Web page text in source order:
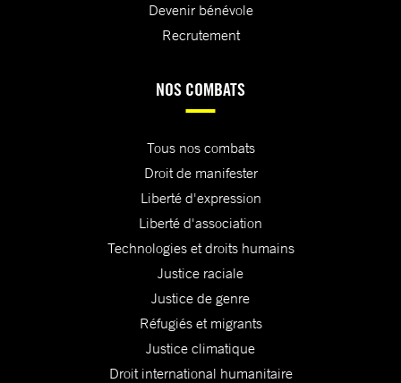
Devenir bénévole
Recrutement
NOS COMBATS
Tous nos combats
Droit de manifester
Liberté d'expression
Liberté d'association
Technologies et droits humains
Justice raciale
Justice de genre
Réfugiés et migrants
Justice climatique
Droit international humanitaire